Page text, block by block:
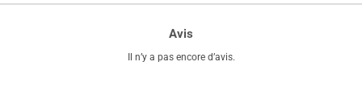
Avis
Il n’y a pas encore d’avis.